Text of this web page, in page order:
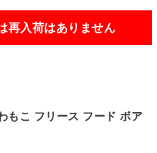
再入荷はありません
るあたたかさ。
ても大切です。
かさと、フードのオシャレさを兼ね備え
一枚でもお出かけに使えるオシャレなア
もこ フリース フード ボア